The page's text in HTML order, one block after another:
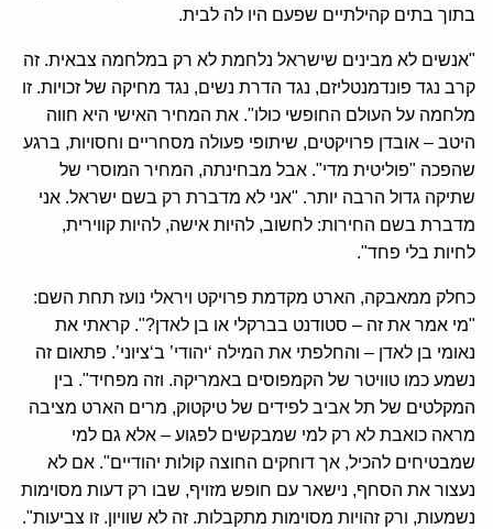
בתוך בתים קהילתיים שפעם היו לה לבית.
"אנשים לא מבינים שישראל נלחמת לא רק במלחמה צבאית. זה
קרב נגד פונדמנטליזם, נגד הדרת נשים, נגד מחיקה של זכויות. זו
מלחמה על העולם החופשי כולו". את המחיר האישי היא חווה
היטב – אובדן פרויקטים, שיתופי פעולה מסחריים וחסויות, ברגע
שהפכה "פוליטית מדי". אבל מבחינתה, המחיר המוסרי של
שתיקה גדול הרבה יותר. "אני לא מדברת רק בשם ישראל. אני
מדברת בשם החירות: לחשוב, להיות אישה, להיות קווירית,
לחיות בלי פחד".
כחלק ממאבקה, הארט מקדמת פרויקט ויראלי נועז תחת השם:
"מי אמר את זה – סטודנט בברקלי או בן לאדן?". קראתי את
נאומי בן לאדן – והחלפתי את המילה ‘יהודי’ ב‘ציוני’. פתאום זה
נשמע כמו טוויטר של הקמפוסים באמריקה. וזה מפחיד". בין
המקלטים של תל אביב לפידים של טיקטוק, מרים הארט מציבה
מראה כואבת לא רק למי שמבקשים לפגוע – אלא גם למי
שמבטיחים להכיל, אך דוחקים החוצה קולות יהודיים". אם לא
נעצור את הסחף, נישאר עם חופש מזויף, שבו רק דעות מסוימות
נשמעות, ורק זהויות מסוימות מתקבלות. זה לא שוויון. זו צביעות".